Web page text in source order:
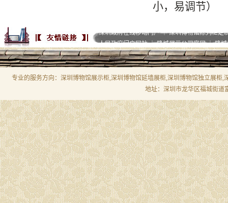
小，易调节）
深圳政府在线移动门户｜深圳博物馆陈列柜定
人民政府门户网站｜隆城展示公司官网｜隆
专业的服务方向：深圳博物馆展示柜,深圳博物馆延墙展柜,深圳博物馆独立展
地址：深圳市龙华区福城街